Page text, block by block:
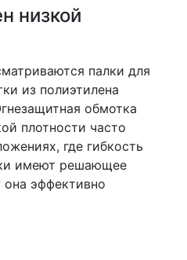
низкой
палки для
из полиэтилена
обмотка
плотности часто
где гибкость
имеют решающее
она эффективно